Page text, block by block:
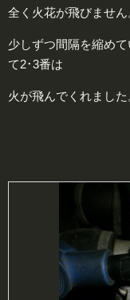
全く火花が飛びません
少しずつ間隔を縮め
て2･3番は
火が飛んでくれました